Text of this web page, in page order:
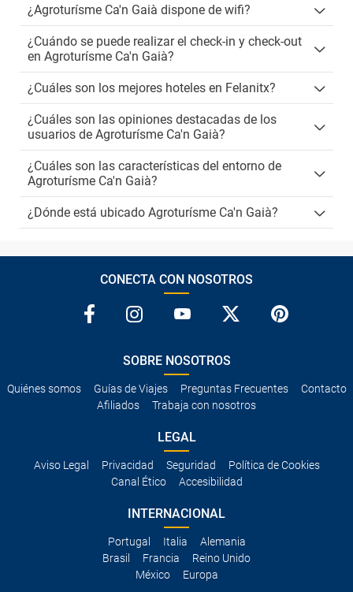
¿Agroturísme Ca'n Gaià dispone de wifi?
¿Cuándo se puede realizar el check-in y check-out
en Agroturísme Ca'n Gaià?
¿Cuáles son los mejores hoteles en Felanitx?
¿Cuáles son las opiniones destacadas de los
usuarios de Agroturísme Ca'n Gaià?
¿Cuáles son las características del entorno de
Agroturísme Ca'n Gaià?
¿Dónde está ubicado Agroturísme Ca'n Gaià?
CONECTA CON NOSOTROS
SOBRE NOSOTROS
Quiénes somos Guías de Viajes Preguntas Frecuentes
Contacto
Afiliados
Trabaja con nosotros
LEGAL
Aviso Legal Privacidad Seguridad
Política de Cookies
Canal Ético
Accesibilidad
INTERNACIONAL
Portugal Italia
Alemania
Brasil
Francia
Reino Unido
México
Europa